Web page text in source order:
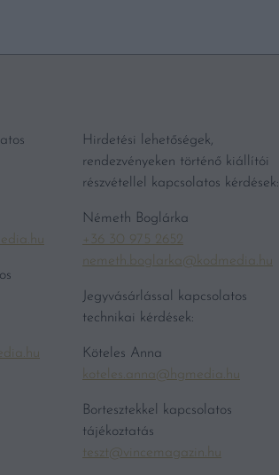
Hirdetési lehetőségek,
rendezvényeken történő kiállítói
részvétellel kapcsolatos kérdések:
Németh Boglárka
+36 30 975 2652
nemeth.boglarka@kodmedia.hu
Jegyvásárlással kapcsolatos
technikai kérdések:
Köteles Anna
koteles.anna@hgmedia.hu
Bortesztekkel kapcsolatos
tájékoztatás
teszt@vincemagazin.hu